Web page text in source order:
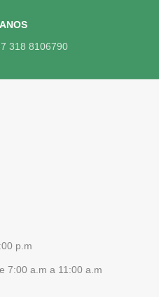
318 8106790
p.m
7:00 a.m a 11:00 a.m